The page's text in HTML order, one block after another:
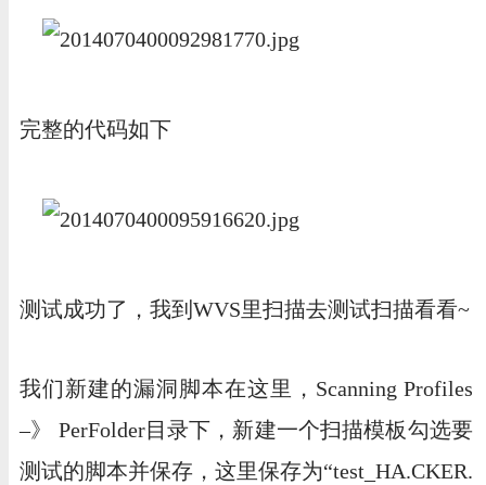
完整的代码如下
测试成功了，我到WVS里扫描去测试扫描看看~
我们新建的漏洞脚本在这里，Scanning Profiles
–》 PerFolder目录下，新建一个扫描模板勾选要
测试的脚本并保存，这里保存为“test_HA.CKER.